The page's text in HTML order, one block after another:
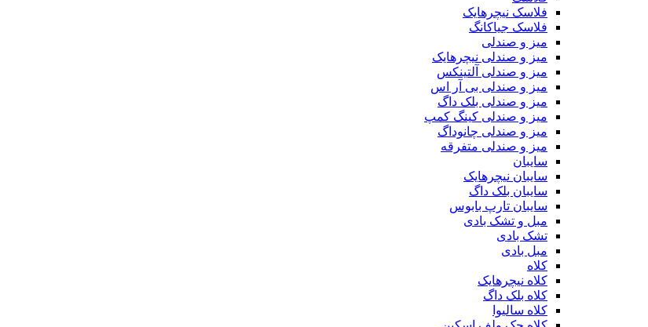
فلاسک نیچرهایک
فلاسک جیاکانگ
میز و صندلی
میز و صندلی نیچرهایک
میز و صندلی آلتینکس
میز و صندلی بی آر اس
میز و صندلی بلک داگ
میز و صندلی کینگ کمپ
میز و صندلی چانوداگ
میز و صندلی متفرقه
سایبان
سایبان نیچرهایک
سایبان بلک داگ
سایبان تارپ بابوس
مبل و تشک بادی
تشک بادی
مبل بادی
کلاه
کلاه نیچرهایک
کلاه بلک داگ
کلاه سالیوا